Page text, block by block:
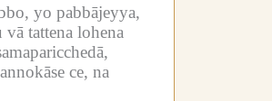
yo pabbājeyya,
vā tattena lohena
ce, na